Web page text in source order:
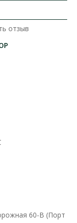
отзыв
60-В (Порт